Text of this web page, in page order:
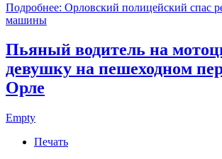
Подробнее: Орловский полицейский спас
машины
Пьяный водитель на
девушку на пешеходном
Орле
Empty
Печать